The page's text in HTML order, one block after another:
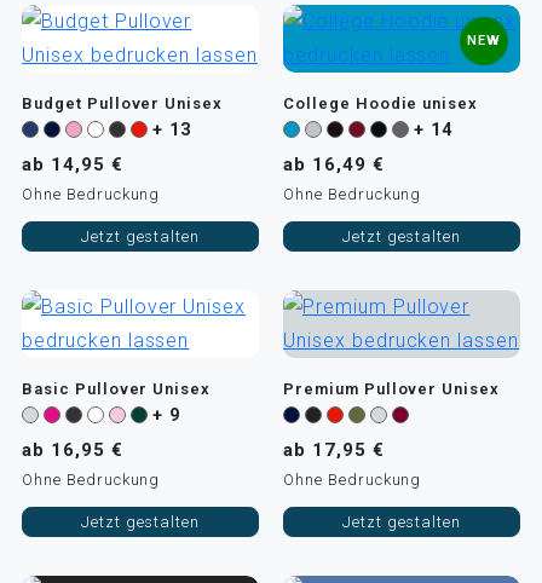
Budget Pullover Unisex
+ 13
ab 14,95 €
Ohne Bedruckung
Jetzt gestalten
NEW
College Hoodie unisex
+ 14
ab 16,49 €
Ohne Bedruckung
Jetzt gestalten
Basic Pullover Unisex
+ 9
ab 16,95 €
Ohne Bedruckung
Jetzt gestalten
Premium Pullover Unisex
ab 17,95 €
Ohne Bedruckung
Jetzt gestalten